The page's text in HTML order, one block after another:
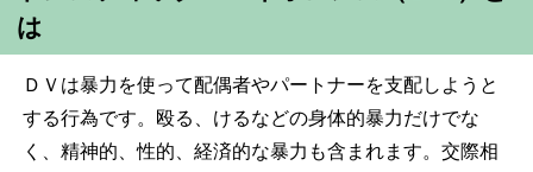
は
ＤＶは暴力を使って配偶者やパートナーを支配しようと
する行為です。殴る、けるなどの身体的暴力だけでな
く、精神的、性的、経済的な暴力も含まれます。交際相